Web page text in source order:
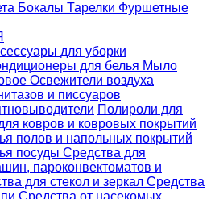
Бокалы Тарелки Фуршетные
для уборки
для белья Мыло
Освежители воздуха
и писсуаров
Полироли для
ковров и ковровых покрытий
полов и напольных покрытий
посуды Средства для
пароконвектоматов и
для стекол и зеркал Средства
Средства от насекомых